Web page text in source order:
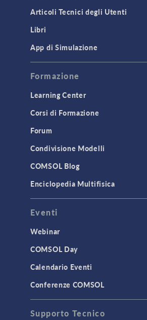
Articoli Tecnici degli Utenti
Libri
App di Simulazione
Formazione
Learning Center
Corsi di Formazione
Forum
Condivisione Modelli
COMSOL Blog
Enciclopedia Multifisica
Eventi
Webinar
COMSOL Day
Calendario Eventi
Conferenze COMSOL
Supporto Tecnico